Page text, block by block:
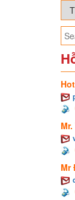
Mr